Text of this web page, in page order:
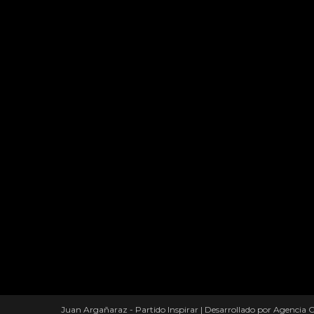
Juan Argañaraz - Partido Inspirar | Desarrollado por Agencia